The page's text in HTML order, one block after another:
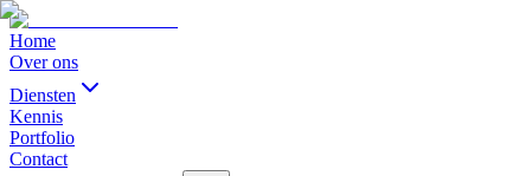
Home
Over ons
Diensten
Kennis
Portfolio
Contact